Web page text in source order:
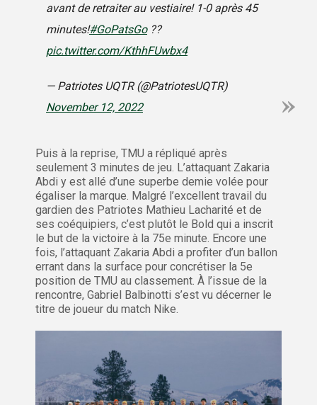
avant de retraiter au vestiaire! 1-0 après 45
minutes!#GoPatsGo??
pic.twitter.com/KthhFUwbx4
— Patriotes UQTR (@PatriotesUQTR)
November 12, 2022
Puis à la reprise, TMU a répliqué après
seulement 3 minutes de jeu. L’attaquant Zakaria
Abdi y est allé d’une superbe demie volée pour
égaliser la marque. Malgré l’excellent travail du
gardien des Patriotes Mathieu Lacharité et de
ses coéquipiers, c’est plutôt le Bold qui a inscrit
le but de la victoire à la 75e minute. Encore une
fois, l’attaquant Zakaria Abdi a profiter d’un ballon
errant dans la surface pour concrétiser la 5e
position de TMU au classement. À l’issue de la
rencontre, Gabriel Balbinotti s’est vu décerner le
titre de joueur du match Nike.